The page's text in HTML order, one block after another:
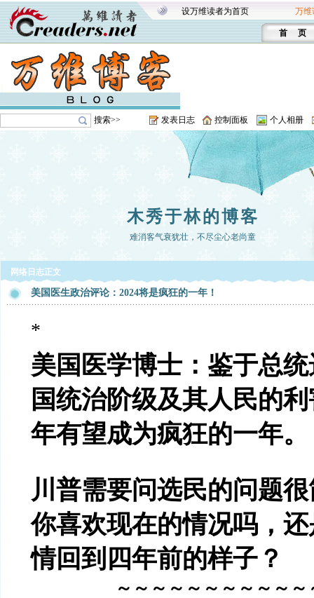
设万维读者为首页 万维
首 页
搜索>> 发表日志 控制面板 个人相册
木秀于林的博客
难消客气衰犹壮，不尽尘心老尚童
网络日志正文
美国医生政治评论：2024将是疯狂的一年！
*
美国医学博士：鉴于总
国统治阶级及其人民的
年有望成为疯狂的一年。
川普需要问选民的问题
你喜欢现在的情况吗，
情回到四年前的样子？
～～～～～～～～～～～